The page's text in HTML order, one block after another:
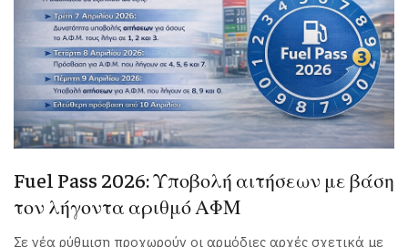
Fuel Pass 2026: Υποβολή αιτήσεων με βάση
τον λήγοντα αριθμό ΑΦΜ
Σε νέα ρύθμιση προχωρούν οι αρμόδιες αρχές σχετικά με